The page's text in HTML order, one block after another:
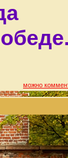
можно